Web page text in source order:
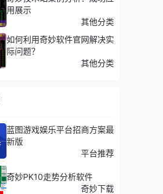
用展示
其他分类
如何利用奇妙软件官网解决实
际问题？
其他分类
蓝图游戏娱乐平台招商方案最
新版
平台推荐
奇妙PK10走势分析软件
奇妙下载